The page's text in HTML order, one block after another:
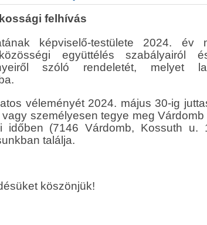
felhívás
képviselő-testülete 2024. év
együttélés szabályairól
szóló rendeletét, melyet
véleményét 2024. május 30-ig
személyesen tegye meg
időben (7146 Várdomb, Kossuth u.
találja.
köszönjük!